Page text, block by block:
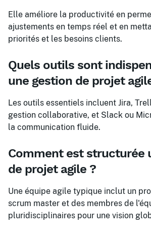
Elle améliore la productivité en
ajustements en temps réel et en
priorités et les besoins clients.
Quels outils sont
une gestion de projet
Les outils essentiels incluent Jira,
gestion collaborative, et Slack ou
la communication fluide.
Comment est structurée
de projet agile ?
Une équipe agile typique inclut un
scrum master et des membres de
pluridisciplinaires pour une vision